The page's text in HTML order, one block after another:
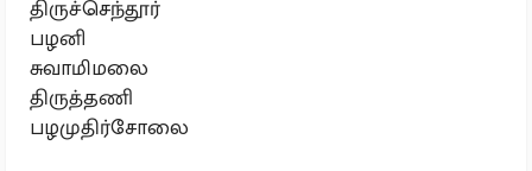
திருச்செந்தூர்
பழனி
சுவாமிமலை
திருத்தணி
பழமுதிர்சோலை